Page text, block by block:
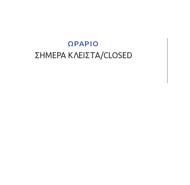
ΩΡΑΡΙΟ
ΣΗΜΕΡΑ ΚΛΕΙΣΤΑ/CLOSED